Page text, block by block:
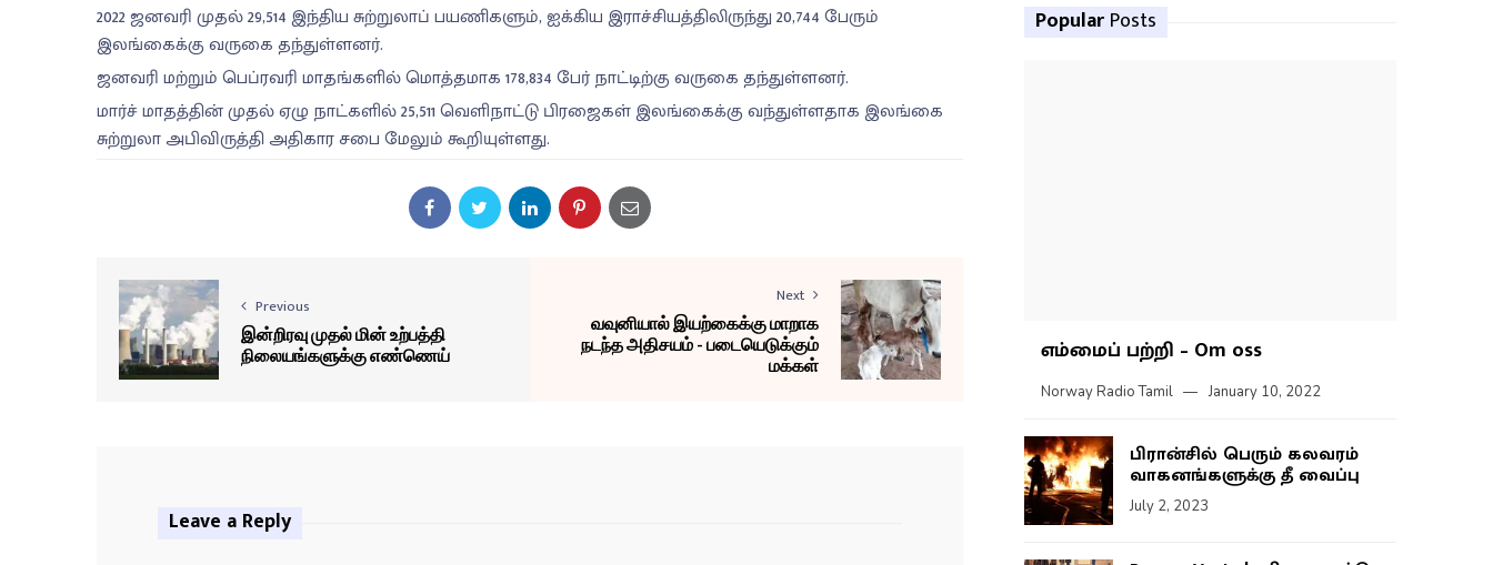
2022 ஜனவரி முதல் 29,514 இந்திய சுற்றுலாப் பயணிகளும், ஐக்கிய இராச்சியத்திலிருந்து 20,744 பேரும்
இலங்கைக்கு வருகை தந்துள்ளனர்.
ஜனவரி மற்றும் பெப்ரவரி மாதங்களில் மொத்தமாக 178,834 பேர் நாட்டிற்கு வருகை தந்துள்ளனர்.
மார்ச் மாதத்தின் முதல் ஏழு நாட்களில் 25,511 வெளிநாட்டு பிரஜைகள் இலங்கைக்கு வந்துள்ளதாக இலங்கை
சுற்றுலா அபிவிருத்தி அதிகார சபை மேலும் கூறியுள்ளது.
Previous
இன்றிரவு முதல் மின் உற்பத்தி
நிலையங்களுக்கு எண்ணெய்
Next
வவுனியால் இயற்கைக்கு மாறாக
நடந்த அதிசயம் - படையெடுக்கும்
மக்கள்
Leave a Reply
Popular Posts
எம்மைப் பற்றி – Om oss
Norway Radio Tamil January 10, 2022
பிரான்சில் பெரும் கலவரம்
வாகனங்களுக்கு தீ வைப்பு
July 2, 2023